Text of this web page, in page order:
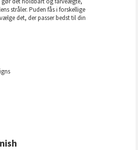
stråler. Puden fås i forskellige
det, der passer bedst til din